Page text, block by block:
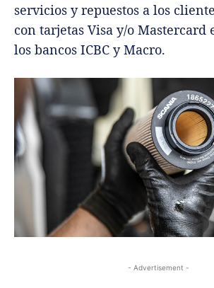
servicios y repuestos a los
con tarjetas Visa y/o Mastercard
los bancos ICBC y Macro.
- Advertisement -